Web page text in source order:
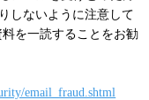
しないように注意して
を一読することをお勧
email_fraud.shtml